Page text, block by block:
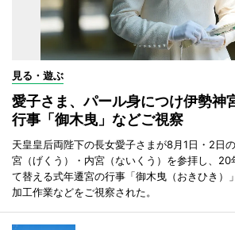
見る・遊ぶ
愛子さま、パール身につけ伊勢
行事「御木曳」などご視察
天皇皇后両陛下の長女愛子さまが8月1日・2日
宮（げくう）・内宮（ないくう）を参拝し、20
て替える式年遷宮の行事「御木曳（おきひき）
加工作業などをご視察された。